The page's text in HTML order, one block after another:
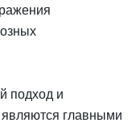
подход и
главными